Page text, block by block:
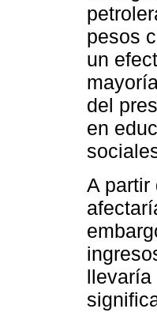
pesos
un
del
en
A partir
llevaría